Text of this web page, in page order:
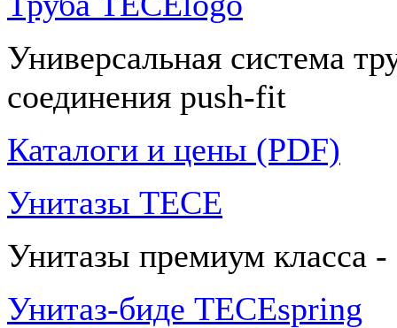
Универсальная система
соединения push-fit
Каталоги и цены (PDF)
Унитазы TECE
Унитазы премиум класса -
Унитаз-биде TECEspring